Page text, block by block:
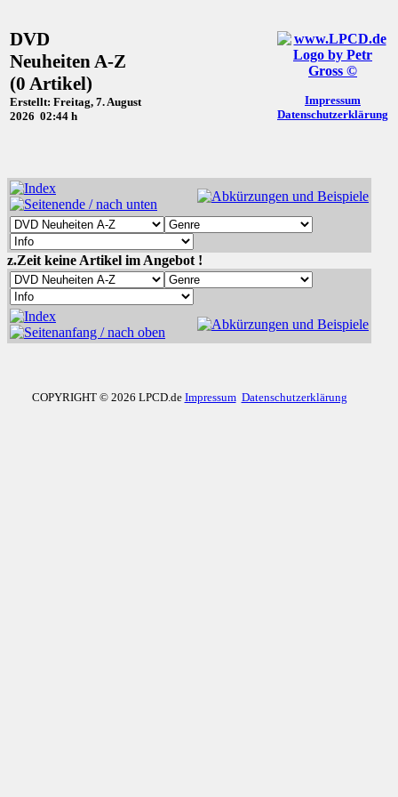
DVD
Neuheiten A-Z
(0 Artikel)
Erstellt: Freitag, 7. August
2026 02:44 h
Impressum
Datenschutzerklärung
z.Zeit keine Artikel im Angebot !
COPYRIGHT © 2026 LPCD.de Impressum Datenschutzerklärung